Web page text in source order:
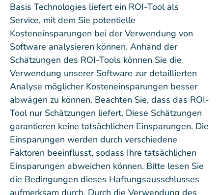
Basis Technologies liefert ein ROI-Tool als
Service, mit dem Sie potentielle
Kosteneinsparungen bei der Verwendung von
Software analysieren können. Anhand der
Schätzungen des ROI-Tools können Sie die
Verwendung unserer Software zur detaillierten
Analyse möglicher Kosteneinsparungen besser
abwägen zu können. Beachten Sie, dass das ROI-
Tool nur Schätzungen liefert. Diese Schätzungen
garantieren keine tatsächlichen Einsparungen. Die
Einsparungen werden durch verschiedene
Faktoren beeinflusst, sodass Ihre tatsächlichen
Einsparungen abweichen können. Bitte lesen Sie
die Bedingungen dieses Haftungsausschlusses
aufmerksam durch. Durch die Verwendung des